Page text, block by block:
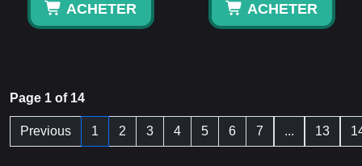
ACHETER ACHETER
Page 1 of 14
Previous 1 2 3 4 5 6 7 ... 13